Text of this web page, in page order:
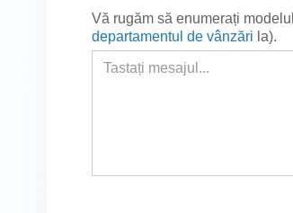
Vă rugăm să enumerați
departamentul de vânzări la).